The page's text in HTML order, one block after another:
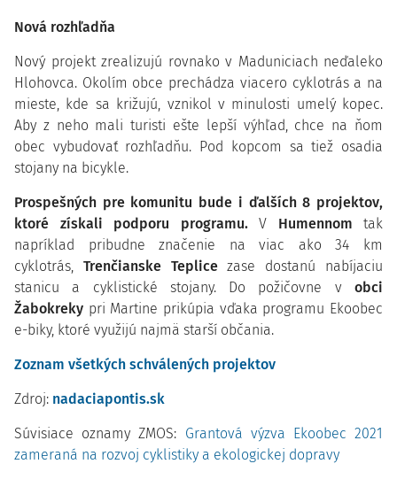
Nová rozhľadňa
Nový projekt zrealizujú rovnako v Maduniciach neďaleko
Hlohovca. Okolím obce prechádza viacero cyklotrás a na
mieste, kde sa križujú, vznikol v minulosti umelý kopec.
Aby z neho mali turisti ešte lepší výhľad, chce na ňom
obec vybudovať rozhľadňu. Pod kopcom sa tiež osadia
stojany na bicykle.
Prospešných pre komunitu bude i ďalších 8 projektov,
ktoré získali podporu programu.V Humennom tak
napríklad pribudne značenie na viac ako 34 km
cyklotrás, Trenčianske Teplicezase dostanú nabíjaciu
stanicu a cyklistické stojany. Do požičovne v obci
Žabokreky pri Martine prikúpia vďaka programu Ekoobec
e-biky, ktoré využijú najmä starší občania.
Zoznam všetkých schválených projektov
Zdroj: nadaciapontis.sk
Súvisiace oznamy ZMOS: Grantová výzva Ekoobec 2021
zameraná na rozvoj cyklistiky a ekologickej dopravy